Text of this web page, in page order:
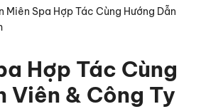
Miên Spa Hợp Tác Cùng Hướng Dẫn
Hợp Tác Cùng
Viên & Công Ty